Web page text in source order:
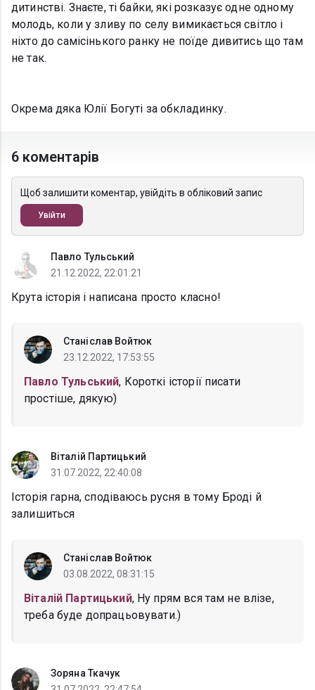
дитинстві. Знаєте, ті байки, які розказує одне одному
молодь, коли у зливу по селу вимикається світло і
ніхто до самісінького ранку не поїде дивитись що там
не так.
Окрема дяка Юлії Богуті за обкладинку.
6 коментарів
Щоб залишити коментар, увійдіть в обліковий запис
Увійти
Павло Тульський
21.12.2022, 22:01:21
Крута історія і написана просто класно!
Станіслав Войтюк
23.12.2022, 17:53:55
Павло Тульський, Короткі історії писати
простіше, дякую)
Віталій Партицький
31.07.2022, 22:40:08
Історія гарна, сподіваюсь русня в тому Броді й
залишиться
Станіслав Войтюк
03.08.2022, 08:31:15
Віталій Партицький, Ну прям вся там не влізе,
треба буде допрацьовувати.)
Зоряна Ткачук